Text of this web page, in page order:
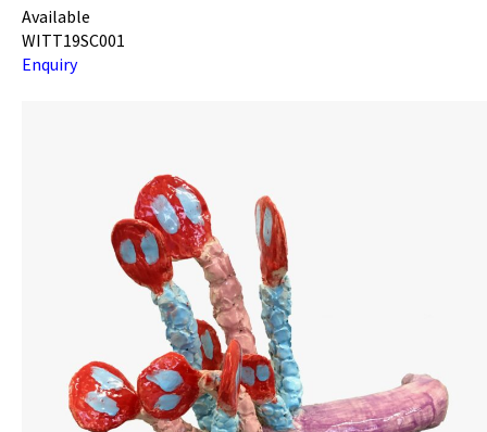
Available
WITT19SC001
Enquiry